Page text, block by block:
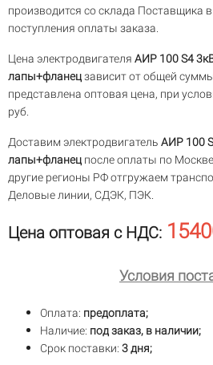
производится со склада Поставщика
поступления оплаты заказа.
Цена электродвигателя АИР 100 S4
лапы+фланецзависит от общей
представлена оптовая цена, при
руб.
Доставим электродвигатель АИР 100
лапы+фланец после оплаты по
другие регионы РФ отгружаем
Деловые линии, СДЭК, ПЭК.
Цена оптовая с НДС:
Условия
Оплата: предоплата;
Наличие: под заказ, в наличии;
Срок поставки: 3 дня;